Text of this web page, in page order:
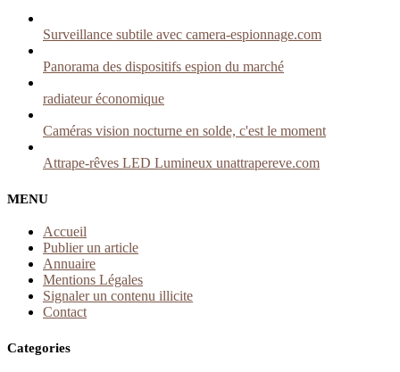
Surveillance subtile avec camera-espionnage.com
Panorama des dispositifs espion du marché
radiateur économique
Caméras vision nocturne en solde, c'est le moment
Attrape-rêves LED Lumineux unattrapereve.com
MENU
Accueil
Publier un article
Annuaire
Mentions Légales
Signaler un contenu illicite
Contact
Categories